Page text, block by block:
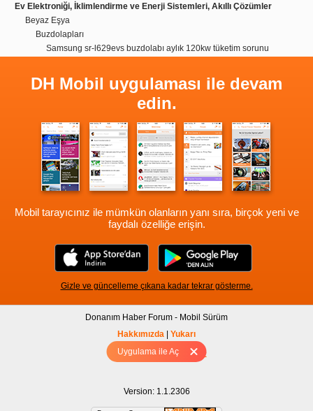
Uygulama ile Aç
Ev Elektroniği, İklimlendirme ve Enerji Sistemleri, Akıllı Çözümler
Beyaz Eşya
Buzdolapları
Samsung sr-l629evs buzdolabı aylık 120kw tüketim sorunu
DH Mobil uygulaması ile devam
edin.
Mobil tarayıcınız ile mümkün olanların yanı sıra, birçok yeni ve
faydalı özelliğe erişin.
Gizle ve güncelleme çıkana kadar tekrar gösterme.
Donanım Haber Forum - Mobil Sürüm
Hakkımızda
Yukarı
Tam sürüm için Tıklayınız
Version: 1.1.2306